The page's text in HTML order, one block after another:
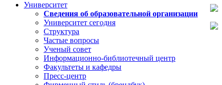
Университет
Сведения об образовательной организации
Университет сегодня
Структура
Частые вопросы
Ученый совет
Информационно-библиотечный центр
Факультеты и кафедры
Пресс-центр